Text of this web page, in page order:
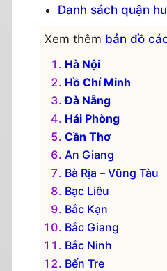
Danh sách quận
Xem thêm bản đồ
Hà Nội
Hồ Chí Minh
Đà Nẵng
Hải Phòng
Cần Thơ
An Giang
Bà Rịa – Vũng Tàu
Bạc Liêu
Bắc Kạn
Bắc Giang
Bắc Ninh
Bến Tre